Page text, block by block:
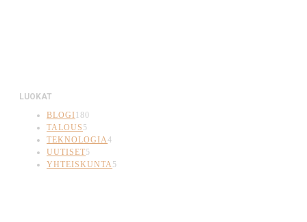
LUOKAT
BLOGI180
TALOUS 5
TEKNOLOGIA4
UUTISET5
YHTEISKUNTA5